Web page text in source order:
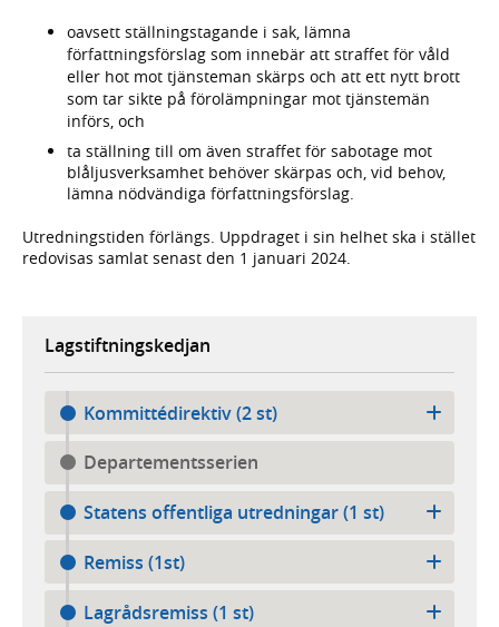
oavsett ställningstagande i sak, lämna
författningsförslag som innebär att straffet för våld
eller hot mot tjänsteman skärps och att ett nytt brott
som tar sikte på förolämpningar mot tjänstemän
införs, och
ta ställning till om även straffet för sabotage mot
blåljusverksamhet behöver skärpas och, vid behov,
lämna nödvändiga författningsförslag.
Utredningstiden förlängs. Uppdraget i sin helhet ska i stället
redovisas samlat senast den 1 januari 2024.
Lagstiftningskedjan
Kommittédirektiv (2 st)
Departementsserien
Statens offentliga utredningar (1 st)
Remiss (1st)
Lagrådsremiss (1 st)